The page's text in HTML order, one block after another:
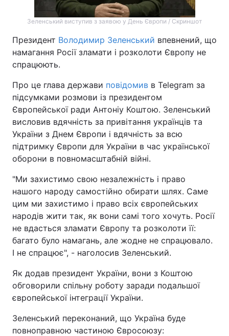
Зеленський виступив з заявою у День Європи / Скриншот
Президент Володимир Зеленський впевнений, що
намагання Росії зламати і розколоти Європу не
спрацюють.
Про це глава держави повідомив в Telegram за
підсумками розмови із президентом
Європейської ради Антоніу Коштою. Зеленський
висловив вдячність за привітання українців та
України з Днем Європи і вдячність за всю
підтримку Європи для України в час української
оборони в повномасштабній війні.
"Ми захистимо свою незалежність і право
нашого народу самостійно обирати шлях. Саме
цим ми захистимо і право всіх європейських
народів жити так, як вони самі того хочуть. Росії
не вдасться зламати Європу та розколоти її:
багато було намагань, але жодне не спрацювало.
І не спрацює", - наголосив Зеленський.
Як додав президент України, вони з Коштою
обговорили спільну роботу заради подальшої
європейської інтеграції України.
Зеленський переконаний, що Україна буде
повноправною частиною Євросоюзу: